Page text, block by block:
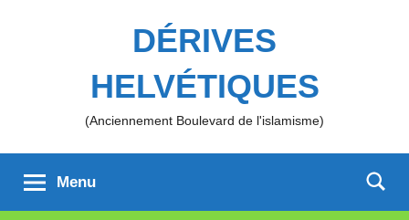
DÉRIVES
HELVÉTIQUES
(Anciennement Boulevard de l'islamisme)
Menu